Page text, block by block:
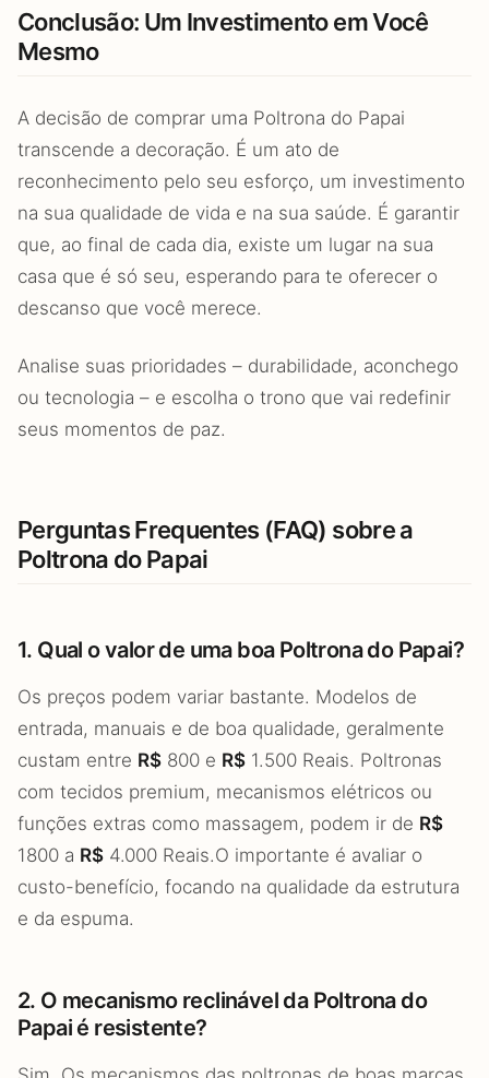
Conclusão: Um Investimento em Você
Mesmo
A decisão de comprar uma Poltrona do Papai
transcende a decoração. É um ato de
reconhecimento pelo seu esforço, um investimento
na sua qualidade de vida e na sua saúde. É garantir
que, ao final de cada dia, existe um lugar na sua
casa que é só seu, esperando para te oferecer o
descanso que você merece.
Analise suas prioridades – durabilidade, aconchego
ou tecnologia – e escolha o trono que vai redefinir
seus momentos de paz.
Perguntas Frequentes (FAQ) sobre a
Poltrona do Papai
1. Qual o valor de uma boa Poltrona do Papai?
Os preços podem variar bastante. Modelos de
entrada, manuais e de boa qualidade, geralmente
custam entre R$ 800 e R$ 1.500 Reais. Poltronas
com tecidos premium, mecanismos elétricos ou
funções extras como massagem, podem ir de R$
1800 a R$ 4.000 Reais.O importante é avaliar o
custo-benefício, focando na qualidade da estrutura
e da espuma.
2. O mecanismo reclinável da Poltrona do
Papai é resistente?